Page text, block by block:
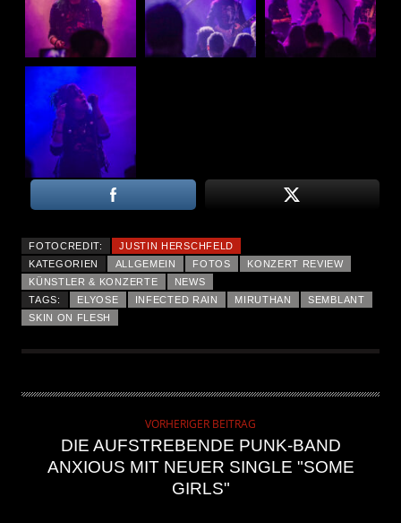
FOTOCREDIT:
JUSTIN HERSCHFELD
KATEGORIEN
ALLGEMEIN FOTOS
KONZERT REVIEW
KÜNSTLER & KONZERTE
NEWS
TAGS:
ELYOSE INFECTED RAIN MIRUTHAN
SEMBLANT
SKIN ON FLESH
VORHERIGER BEITRAG
DIE AUFSTREBENDE PUNK-BAND
ANXIOUS MIT NEUER SINGLE "SOME
GIRLS"